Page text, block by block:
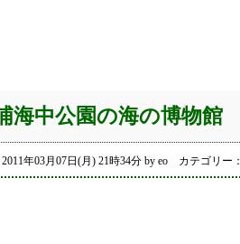
海中公園の海の博物館
年03月07日(月) 21時34分 by eo カテゴリー：